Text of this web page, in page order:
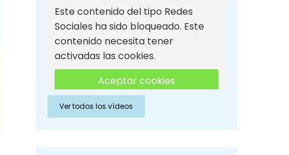
Este contenido del tipo Redes
Sociales ha sido bloqueado. Este
contenido necesita tener
activadas las cookies.
Aceptar cookies
Aceptar cookies de Redes
Sociales
Ver todos los vídeos